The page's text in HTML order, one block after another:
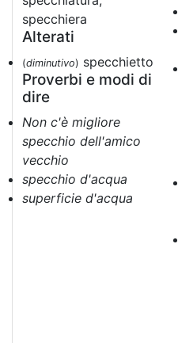
specchiera
Alterati
(diminutivo) specchietto
Proverbi e modi di
dire
Non c'è migliore
specchio dell'amico
vecchio
specchio d'acqua
superficie d'acqua